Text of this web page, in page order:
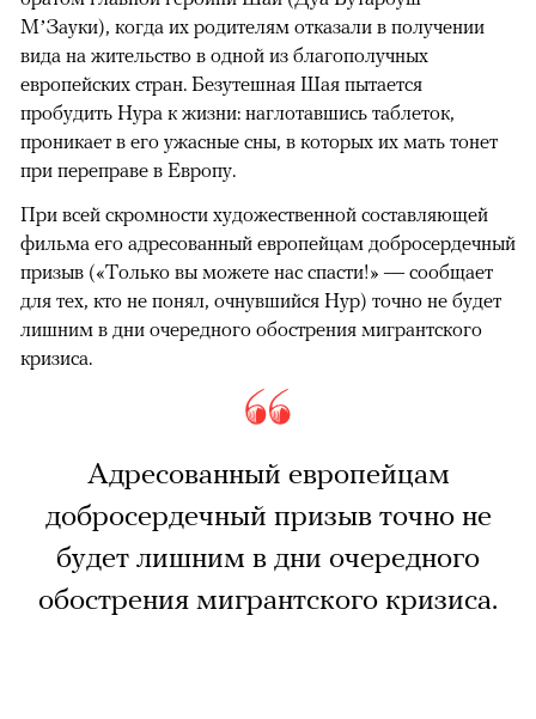
М’Зауки), когда их родителям отказали в получении
вида на жительство в одной из благополучных
европейских стран. Безутешная Шая пытается
пробудить Нура к жизни: наглотавшись таблеток,
проникает в его ужасные сны, в которых их мать тонет
при переправе в Европу.
При всей скромности художественной составляющей
фильма его адресованный европейцам добросердечный
призыв («Только вы можете нас спасти!» — сообщает
для тех, кто не понял, очнувшийся Нур) точно не будет
лишним в дни очередного обострения мигрантского
кризиса.
Адресованный европейцам
добросердечный призыв точно не
будет лишним в дни очередного
обострения мигрантского кризиса.